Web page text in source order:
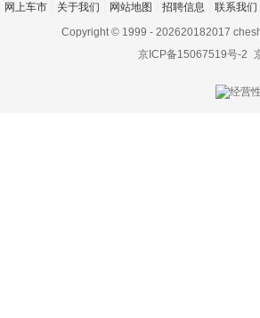
网上车市 关于我们 网站地图 招聘信息 联系我们
Copyright © 1999 - 202620182017
京ICP备15067519号-2